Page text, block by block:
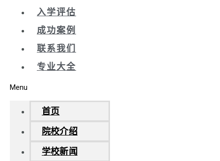
入学评估
成功案例
联系我们
专业大全
Menu
首页
院校介绍
学校新闻